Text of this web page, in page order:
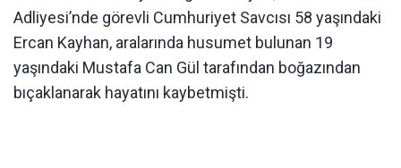
Adliyesi’nde görevli Cumhuriyet Savcısı 58 yaşındaki
Ercan Kayhan, aralarında husumet bulunan 19
yaşındaki Mustafa Can Gül tarafından boğazından
bıçaklanarak hayatını kaybetmişti.